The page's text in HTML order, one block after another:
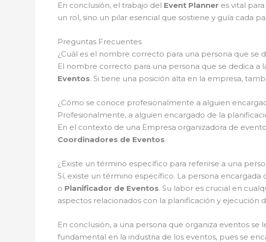
En conclusión, el trabajo del Event Planner es vital
un rol, sino un pilar esencial que sostiene y guía cada
Preguntas Frecuentes
¿Cuál es el nombre correcto para una persona que se
El nombre correcto para una persona que se dedica a
Eventos. Si tiene una posición alta en la empresa,
¿Cómo se conoce profesionalmente a alguien
Profesionalmente, a alguien encargado de la
En el contexto de una Empresa organizadora de
Coordinadores de Eventos.
¿Existe un término específico para referirse a una
Sí, existe un término específico. La persona
o Planificador de Eventos. Su labor es crucial en
aspectos relacionados con la planificación y ejecución
En conclusión, a una persona que organiza eventos se
fundamental en la industria de los eventos, pues se